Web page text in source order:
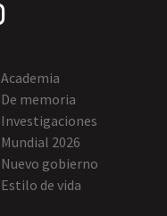
Academia
De memoria
Investigaciones
Mundial 2026
Nuevo gobierno
Estilo de vida